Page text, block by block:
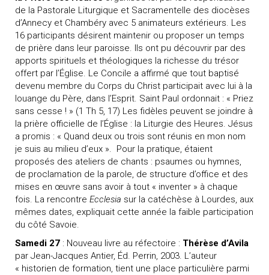
de la Pastorale Liturgique et Sacramentelle des diocèses
d’Annecy et Chambéry avec 5 animateurs extérieurs. Les
16 participants désirent maintenir ou proposer un temps
de prière dans leur paroisse. Ils ont pu découvrir par des
apports spirituels et théologiques la richesse du trésor
offert par l’Église. Le Concile a affirmé que tout baptisé
devenu membre du Corps du Christ participait avec lui à la
louange du Père, dans l’Esprit. Saint Paul ordonnait : « Priez
sans cesse ! » (1 Th 5, 17) Les fidèles peuvent se joindre à
la prière officielle de l’Église : la Liturgie des Heures. Jésus
a promis : « Quand deux ou trois sont réunis en mon nom
je suis au milieu d’eux ». Pour la pratique, étaient
proposés des ateliers de chants : psaumes ou hymnes,
de proclamation de la parole, de structure d’office et des
mises en œuvre sans avoir à tout « inventer » à chaque
fois. La rencontre Ecclesia sur la catéchèse à Lourdes, aux
mêmes dates, expliquait cette année la faible participation
du côté Savoie.
Samedi 27 : Nouveau livre au réfectoire : Thérèse d’Avila
par Jean-Jacques Antier, Éd. Perrin, 2003. L’auteur
« historien de formation, tient une place particulière parmi